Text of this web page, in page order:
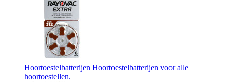
Hoortoestelbatterijen Hoortoestelbatterijen voor alle
hoortoestellen.